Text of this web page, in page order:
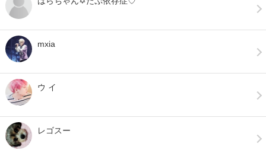
mxia
ウ イ
レゴスー